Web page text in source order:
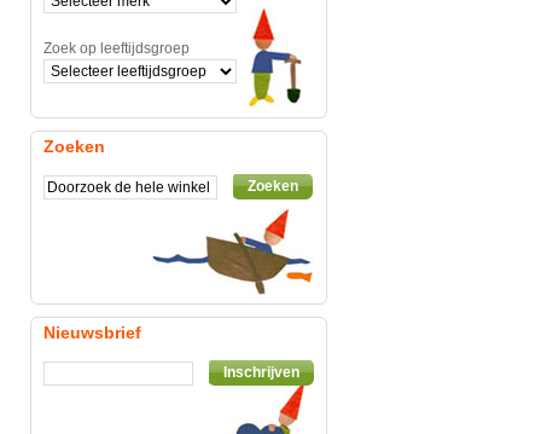
Zoek op leeftijdsgroep
Zoeken
Zoeken
Nieuwsbrief
Inschrijven